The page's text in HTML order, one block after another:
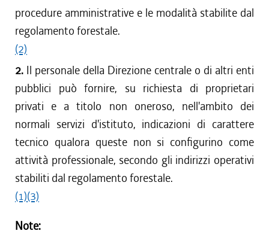
procedure amministrative e le modalità stabilite dal
regolamento forestale.
(2)
2. Il personale della Direzione centrale o di altri enti
pubblici può fornire, su richiesta di proprietari
privati e a titolo non oneroso, nell'ambito dei
normali servizi d'istituto, indicazioni di carattere
tecnico qualora queste non si configurino come
attività professionale, secondo gli indirizzi operativi
stabiliti dal regolamento forestale.
(1)(3)
Note: